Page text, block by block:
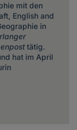
mit den
English and
in
tätig.
hat im April